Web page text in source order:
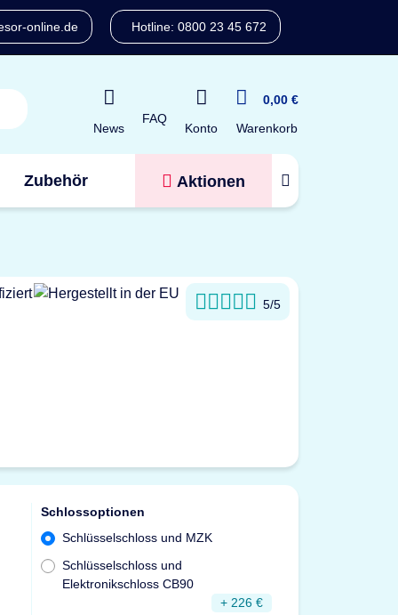
online.de Hotline: 0800 23 45 672
News
FAQ
Konto
0,00 €
Warenkorb
Zubehör Aktionen
5/5
Schlossoptionen
Schlüsselschloss und MZK
Schlüsselschloss und
Elektronikschloss CB90
+ 226 €